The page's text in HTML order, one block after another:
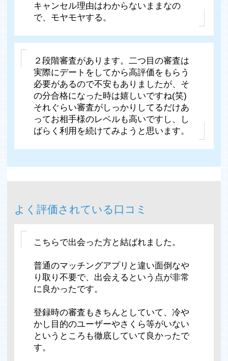
キャンセル理由はわからないままなの
で、モヤモヤする。
２段階審査があります。二つ目の審査は
実際にデートをしてから高評価をもらう
必要があるので不安もありましたが、そ
の分合格になった時は嬉しいですね(笑)
それぐらい審査がしっかりしてるだけあ
ってお相手様のレベルも高いですし、し
ばらく利用を続けてみようと思います。
よく評価されている口コミ
こちらで出会った方と結ばれました。
普通のマッチングアプリと違い面倒なや
り取り不要で、出会えるという点が非常
に良かったです。
登録時の審査もきちんとしていて、冷や
かし目的のユーザーやさくら等がいない
というところも徹底していて良かったで
す。